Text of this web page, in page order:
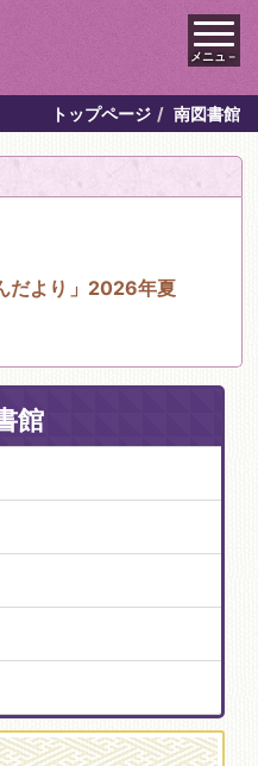
メニュ－
トップページ 南図書館
だより」2026年夏
館